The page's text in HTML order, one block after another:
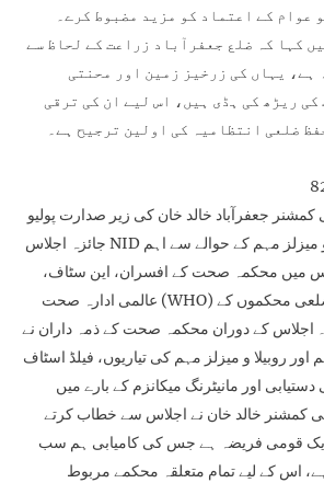
عوام کے اعتماد کو مزید مضبوط کرے۔
کہا کہ ضلع جعفرآباد زراعت کے لحاظ سے
ہے، یہاں کی زرخیز زمین اور محنتی
ریڑھ کی ہڈی ہیں، اس لیے ان کی ترقی
ضلعی انتظامیہ کی اولین ترجیح ہے۔
ڈپٹی کمشنر جعفرآباد خالد خان کی زیر صدارت پولیو
جائزہ اجلاس NID اکتوبر 2025 اور روبیلا و میزلز مہم کے حوالے سے اہم
میں محکمہ صحت کے افسران، این سٹاف،
عالمی ادارہ صحت (WHO) کے نمائندگان اور دیگر ضلعی محکموں کے
کے دوران محکمہ صحت کے ذمہ داران نے
اور روبیلا و میزلز مہم کی تیاریوں، فیلڈ اسٹاف
اور مانیٹرنگ میکانزم کے بارے میں
کمشنر خالد خان نے اجلاس سے خطاب کرتے
ایک قومی فریضہ ہے جس کی کامیابی ہم سب
اس کے لیے تمام متعلقہ محکمے مربوط